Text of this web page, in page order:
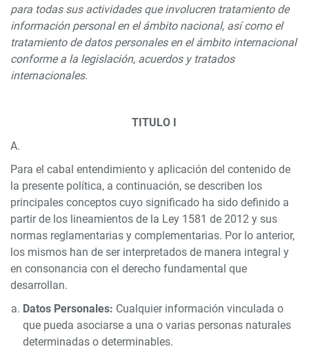
para todas sus actividades que involucren tratamiento de
información personal en el ámbito nacional, así como el
tratamiento de datos personales en el ámbito internacional
conforme a la legislación, acuerdos y tratados
internacionales.
TITULO I
Para el cabal entendimiento y aplicación del contenido de
la presente política, a continuación, se describen los
principales conceptos cuyo significado ha sido definido a
partir de los lineamientos de la Ley 1581 de 2012 y sus
normas reglamentarias y complementarias. Por lo anterior,
los mismos han de ser interpretados de manera integral y
en consonancia con el derecho fundamental que
desarrollan.
Datos Personales: Cualquier información vinculada o
que pueda asociarse a una o varias personas naturales
determinadas o determinables.